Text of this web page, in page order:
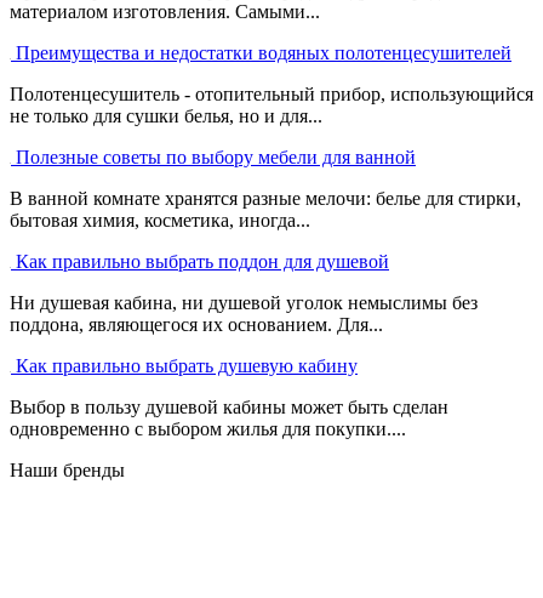
материалом изготовления. Самыми...
Преимущества и недостатки водяных полотенцесушителей
Полотенцесушитель - отопительный прибор, использующийся
не только для сушки белья, но и для...
Полезные советы по выбору мебели для ванной
В ванной комнате хранятся разные мелочи: белье для стирки,
бытовая химия, косметика, иногда...
Как правильно выбрать поддон для душевой
Ни душевая кабина, ни душевой уголок немыслимы без
поддона, являющегося их основанием. Для...
Как правильно выбрать душевую кабину
Выбор в пользу душевой кабины может быть сделан
одновременно с выбором жилья для покупки....
Наши бренды